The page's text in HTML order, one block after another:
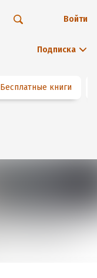
Подписка
Войти
Бесплатные книги